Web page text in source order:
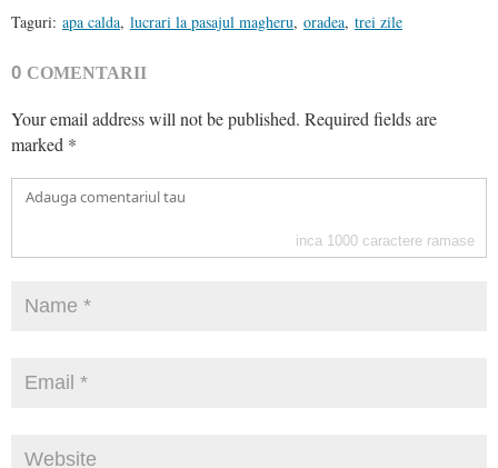
Taguri: apa calda, lucrari la pasajul magheru, oradea, trei zile
0 COMENTARII
Your email address will not be published. Required fields are
marked *
inca 1000 caractere ramase